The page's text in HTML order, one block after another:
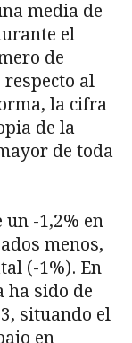
media de
el
de
respecto al
la cifra
de la
de toda
un -1,2% en
menos,
(-1%). En
ha sido de
situando el
en